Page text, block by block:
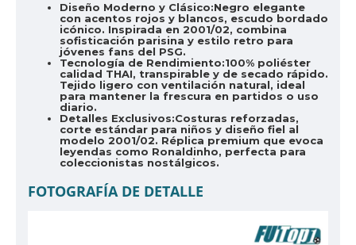
Diseño Moderno y Clásico:Negro elegante
con acentos rojos y blancos, escudo bordado
icónico. Inspirada en 2001/02, combina
sofisticación parisina y estilo retro para
jóvenes fans del PSG.
Tecnología de Rendimiento:100% poliéster
calidad THAI, transpirable y de secado rápido.
Tejido ligero con ventilación natural, ideal
para mantener la frescura en partidos o uso
diario.
Detalles Exclusivos:Costuras reforzadas,
corte estándar para niños y diseño fiel al
modelo 2001/02. Réplica premium que evoca
leyendas como Ronaldinho, perfecta para
coleccionistas nostálgicos.
FOTOGRAFÍA DE DETALLE